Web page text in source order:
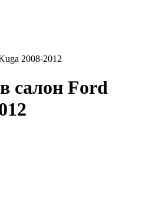
2008-2012
салон Ford